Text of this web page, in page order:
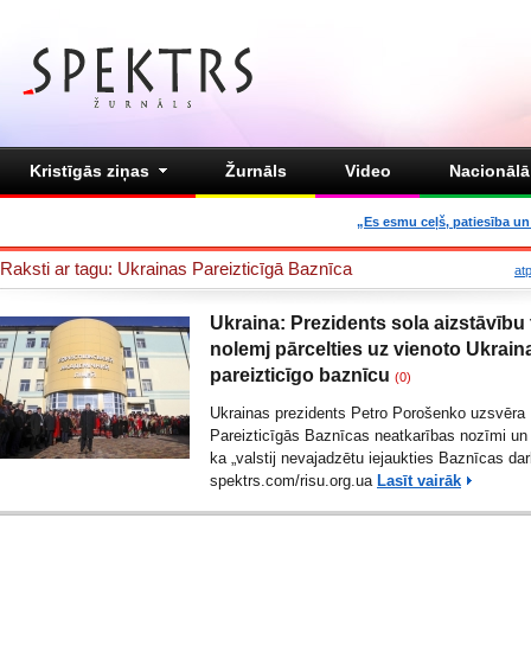
Kristīgās ziņas Žurnāls Video
„Es esmu ceļš, patiesība
Raksti ar tagu: Ukrainas Pareizticīgā Baznīca
Ukraina: Prezidents sola aizstāvību
nolemj pārcelties uz vienoto
pareizticīgo baznīcu (0)
Ukrainas prezidents Petro Porošenko uzsvēra
Pareizticīgās Baznīcas neatkarības nozīmi un
ka „valstij nevajadzētu iejaukties Baznīcas
spektrs.com/risu.org.ua Lasīt vairāk